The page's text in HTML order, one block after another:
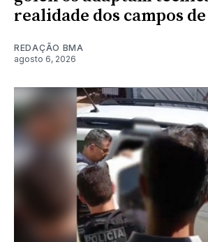
realidade dos campos
REDAÇÃO BMA
agosto 6, 2026